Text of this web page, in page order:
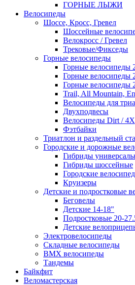
ГОРНЫЕ ЛЫЖИ
Велосипеды
Шоссе, Кросс, Гревел
Шоссейные
Велокросс / Гревел
Трековые/Фикседы
Горные велосипеды
Горные велосипеды
Горные велосипеды
Горные велосипеды
Trail, All Mountain,
Велосипеды для
Двухподвесы
Велосипеды Dirt / 4X
Фэтбайки
Триатлон и раздельный
Городские и дорожные
Гибриды
Гибриды шоссейные
Городские
Круизеры
Детские и подростковые
Беговелы
Детские 14-18"
Подростковые 20-
Детские
Электровелосипеды
Складные велосипеды
BMX велосипеды
Тандемы
Байкфит
Веломастерская